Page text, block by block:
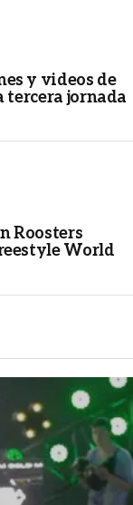
y videos de
tercera jornada
Roosters
World